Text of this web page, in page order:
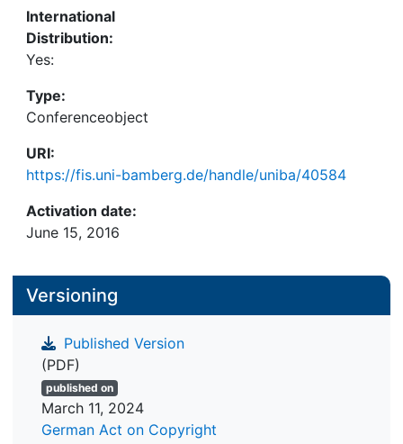
International
Distribution:
Yes:
Type:
Conferenceobject
URI:
https://fis.uni-bamberg.de/handle/uniba/40584
Activation date:
June 15, 2016
Versioning
Published Version
(PDF)
published on
March 11, 2024
German Act on Copyright